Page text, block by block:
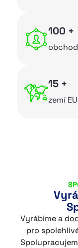
~Služby
Aktuality
Ke stažení
©
100 +
15 +
zemí EU
Vyrábíme a
pro